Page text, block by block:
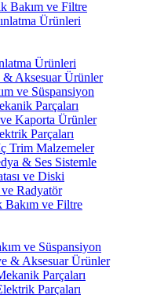
Bakım ve Filtre
Ürünleri
Ürünleri
Aksesuar Ürünler
ve Süspansiyon
Parçaları
Kaporta Ürünler
Parçaları
Trim Malzemeler
& Ses Sistemle
ve Diski
Radyatör
Bakım ve Filtre
ve Süspansiyon
& Aksesuar Ürünler
Parçaları
Parçaları